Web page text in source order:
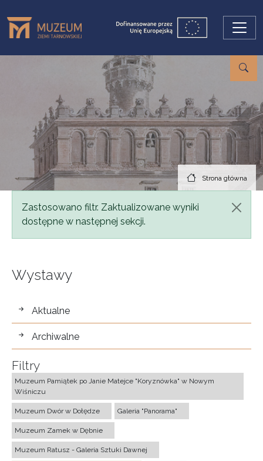
Strona główna
Komunikat
Zastosowano filtr. Zaktualizowane wyniki
dostępne w następnej sekcji.
Wystawy
wystawy
Aktualne
Archiwalne
Filtry
Muzeum Pamiątek po Janie Matejce "Koryznówka" w Nowym
Wiśniczu
Muzeum Dwór w Dołędze Galeria "Panorama"
Muzeum Zamek w Dębnie
Muzeum Ratusz - Galeria Sztuki Dawnej